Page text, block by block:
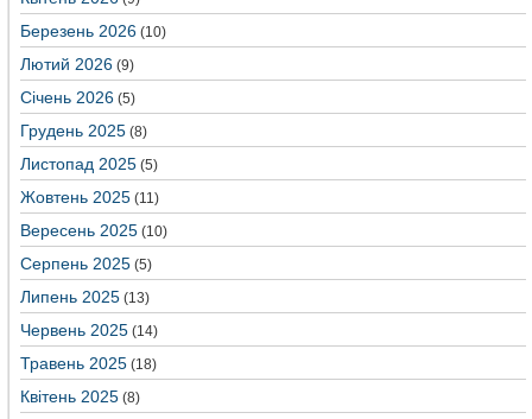
Березень 2026 (10)
Лютий 2026 (9)
Січень 2026 (5)
Грудень 2025 (8)
Листопад 2025 (5)
Жовтень 2025 (11)
Вересень 2025 (10)
Серпень 2025 (5)
Липень 2025 (13)
Червень 2025 (14)
Травень 2025 (18)
Квітень 2025 (8)